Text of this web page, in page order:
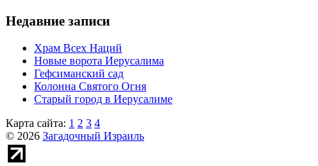
Недавние записи
Храм Всех Наций
Новые ворота Иерусалима
Гефсиманский сад
Колонна Святого Огня
Старый город в Иерусалиме
Карта сайта: 1 2 3 4
© 2026 Загадочный Израиль